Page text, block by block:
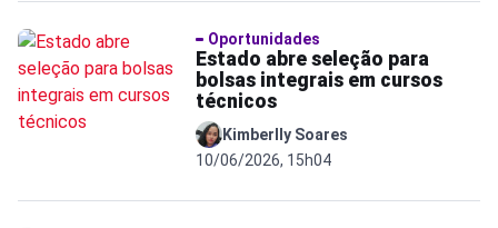
Oportunidades
Estado abre seleção para
bolsas integrais em cursos
técnicos
Kimberlly Soares
10/06/2026, 15h04